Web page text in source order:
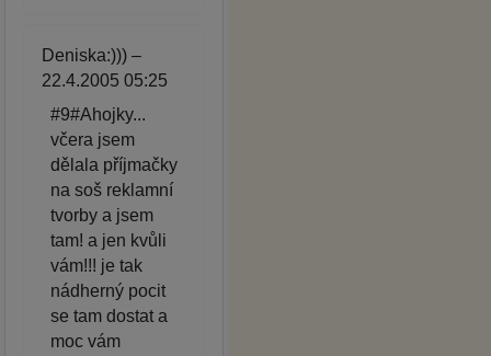
Deniska:))) –
22.4.2005 05:25
#9#Ahojky...
včera jsem
dělala příjmačky
na soš reklamní
tvorby a jsem
tam! a jen kvůli
vám!!! je tak
nádherný pocit
se tam dostat a
moc vám